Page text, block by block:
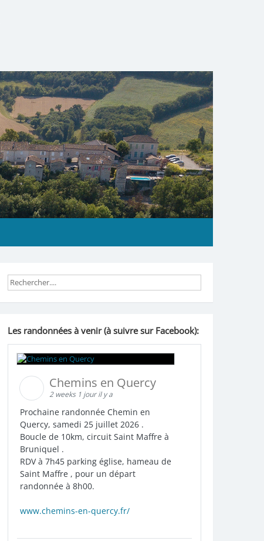
Les randonnées à venir (à suivre sur Facebook):
Chemins en Quercy
2 weeks 1 jour il y a
Prochaine randonnée Chemin en
Quercy, samedi 25 juillet 2026 .
Boucle de 10km, circuit Saint Maffre à
Bruniquel .
RDV à 7h45 parking église, hameau de
Saint Maffre , pour un départ
randonnée à 8h00.
www.chemins-en-quercy.fr/